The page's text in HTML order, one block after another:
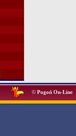
© Pogoń On-Line